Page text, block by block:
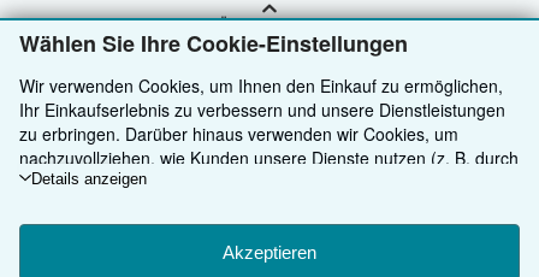
Wählen Sie Ihre Cookie-Einstellungen
Wir verwenden Cookies, um Ihnen den Einkauf zu ermöglichen,
Ihr Einkaufserlebnis zu verbessern und unsere Dienstleistungen
zu erbringen. Darüber hinaus verwenden wir Cookies, um
nachzuvollziehen, wie Kunden unsere Dienste nutzen (z. B. durch
die Erfassung von Website-Besuchen), sodass wir Optimierungen
Cookies von Drittanbietern ein, um in Anzeigen relevante Inhalte
darzustellen und die Effizienz von Anzeigen zu ermitteln. Wählen
Details anzeigen
Akzeptieren
ZURÜCK NACH OBEN
Kaufen
Detailsuche
Sammlungen
Nutzerkonto
Anbieten
Verkäufer werden
Partnerprogramm
Über uns
Über uns / Impressum
Hilfe